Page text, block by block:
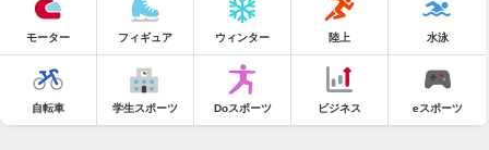
モーター フィギュア ウィンター 陸上 水泳
自転車 学生スポーツ Doスポーツ ビジネス eスポーツ